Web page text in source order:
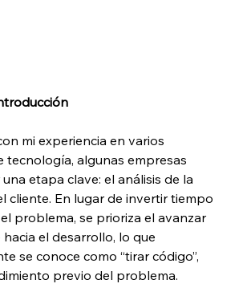
mi experiencia en varios
tecnología, algunas empresas
etapa clave: el análisis de la
cliente. En lugar de invertir tiempo
problema, se prioriza el avanzar
el desarrollo, lo que
se conoce como “tirar código”,
previo del problema.